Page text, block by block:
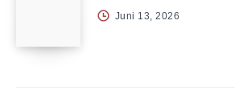
Juni 13, 2026